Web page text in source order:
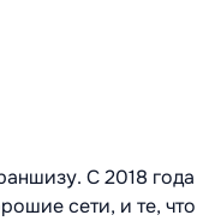
С 2018 года
сети, и те, что